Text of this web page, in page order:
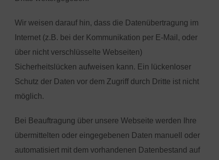
Wir weisen darauf hin, dass die Datenübertragung im
Internet (z.B. bei der Kommunikation per E-Mail, oder
über nicht verschlüsselte Webseiten)
Sicherheitslücken aufweisen kann. Ein lückenloser
Schutz der Daten vor dem Zugriff durch Dritte ist nicht
möglich.
Bei Beauftragung über unsere Webseite werden Ihre
übermittelten oder eingegebenen Daten manuell oder
automatisiert mit dem vorhandenen Datenbestand auf